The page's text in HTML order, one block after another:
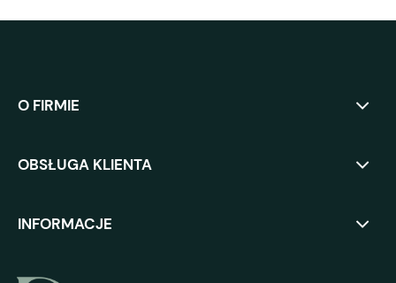
O FIRMIE
OBSŁUGA KLIENTA
INFORMACJE